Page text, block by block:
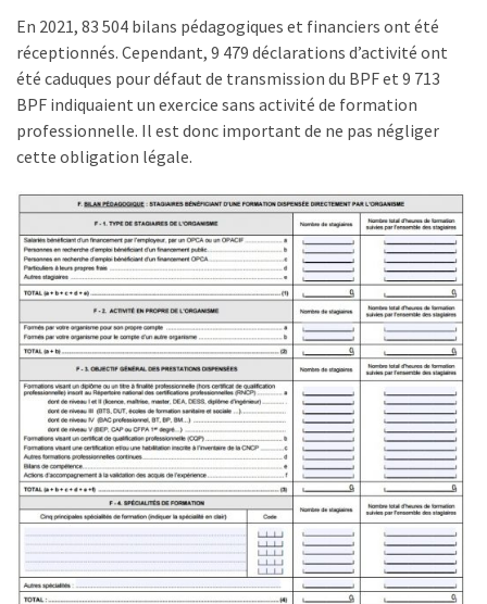
donne
pour
Passeport
prévention
que
les
employeurs
organismes
formation
doivent
désormais
déclarer
En 2021, 83 504 bilans pédagogiques et financiers ont été
réceptionnés. Cependant, 9 479 déclarations d’activité ont
été caduques pour défaut de transmission du BPF et 9 713
BPF indiquaient un exercice sans activité de formation
professionnelle. Il est donc important de ne pas négliger
cette obligation légale.